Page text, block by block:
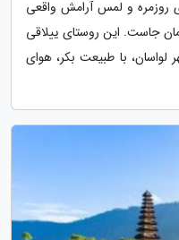
روزمره و لمس آرامش واقعی
جاست. این روستای ییلاقی
با طبیعت بکر، هوای